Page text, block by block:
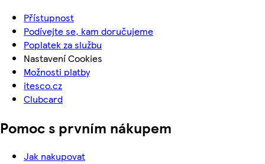
Přístupnost
Podívejte se, kam doručujeme
Poplatek za službu
Nastavení Cookies
Možnosti platby
itesco.cz
Clubcard
Pomoc s prvním nákupem
Jak nakupovat